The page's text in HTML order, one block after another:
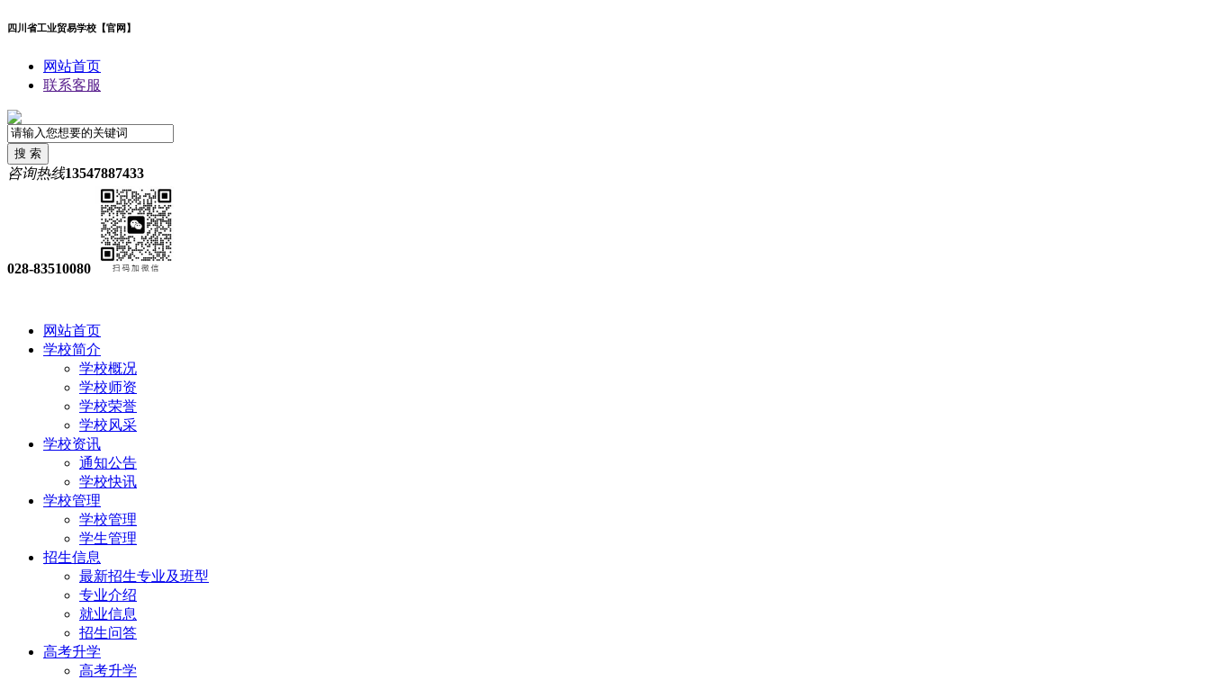
四川省工业贸易学校【官网】
网站首页
联系客服
咨询热线13547887433
028-83510080
网站首页
学校简介
学校概况
学校师资
学校荣誉
学校风采
学校资讯
通知公告
学校快讯
学校管理
学校管理
学生管理
招生信息
最新招生专业及班型
专业介绍
就业信息
招生问答
高考升学
高考升学